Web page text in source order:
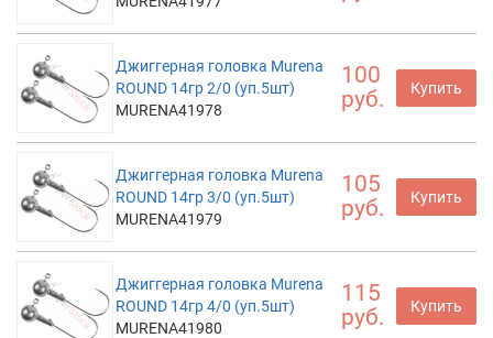
Джиггерная головка Murena
ROUND 14гр 2/0 (уп.5шт)
MURENA41978
100
руб.
Купить
Джиггерная головка Murena
ROUND 14гр 3/0 (уп.5шт)
MURENA41979
105
руб.
Купить
Джиггерная головка Murena
ROUND 14гр 4/0 (уп.5шт)
MURENA41980
115
руб.
Купить